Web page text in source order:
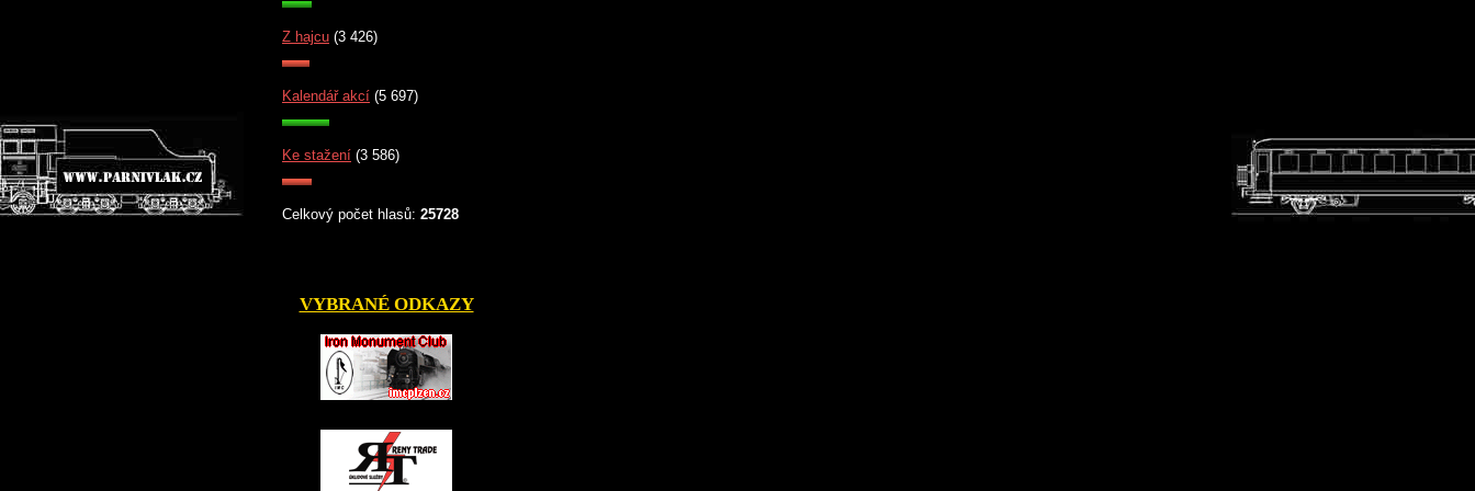
Z hajcu (3 426)
Kalendář akcí (5 697)
Ke stažení (3 586)
Celkový počet hlasů: 25728
VYBRANÉ ODKAZY